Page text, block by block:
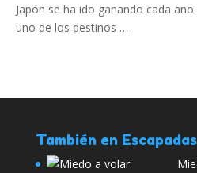
Japón se ha ido ganando cada
uno de los destinos …
También en